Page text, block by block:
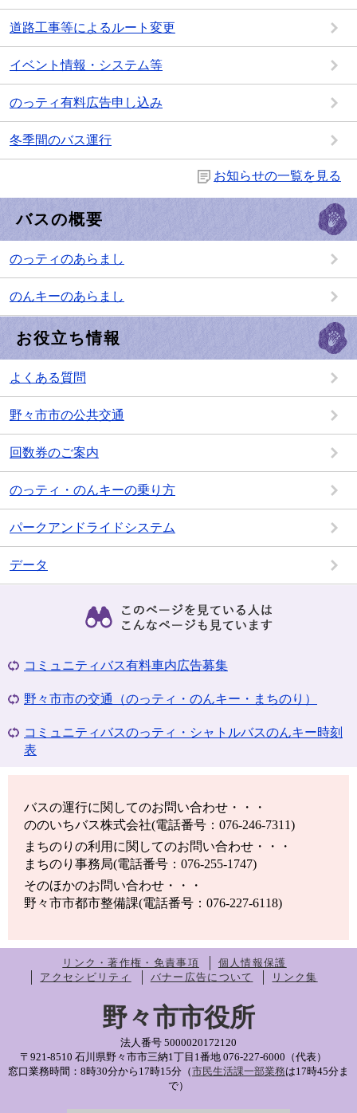
道路工事等によるルート変更
イベント情報・システム等
のっティ有料広告申し込み
冬季間のバス運行
お知らせの一覧を見る
バスの概要
のっティのあらまし
のんキーのあらまし
お役立ち情報
よくある質問
野々市市の公共交通
回数券のご案内
のっティ・のんキーの乗り方
パークアンドライドシステム
データ
コミュニティバス有料車内広告募集
野々市市の交通（のっティ・のんキー・まちのり）
コミュニティバスのっティ・シャトルバスのんキー時刻
表
バスの運行に関してのお問い合わせ・・・
ののいちバス株式会社(電話番号：076-246-7311)
まちのりの利用に関してのお問い合わせ・・・
まちのり事務局(電話番号：076-255-1747)
そのほかのお問い合わせ・・・
野々市市都市整備課(電話番号：076-227-6118)
リンク・著作権・免責事項
個人情報保護
アクセシビリティ
バナー広告について リンク集
野々市市役所
法人番号 5000020172120
〒921-8510 石川県野々市市三納1丁目1番地 076-227-6000（代表）
窓口業務時間：8時30分から17時15分（市民生活課一部業務は17時45分ま
で）